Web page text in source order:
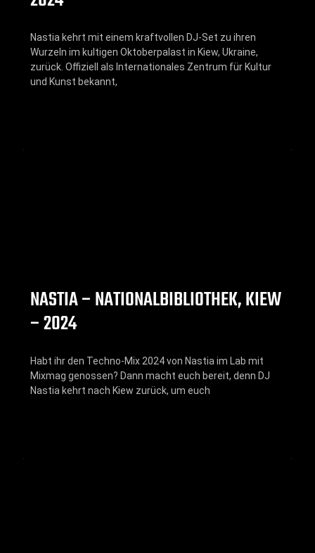
Nastia kehrt mit einem kraftvollen DJ-Set zu ihren
Wurzeln im kultigen Oktoberpalast in Kiew, Ukraine,
zurück. Offiziell als Internationales Zentrum für Kultur
und Kunst bekannt,
NASTIA – NATIONALBIBLIOTHEK, KIEW
– 2024
Habt ihr den Techno-Mix 2024 von Nastia im Lab mit
Mixmag genossen? Dann macht euch bereit, denn DJ
Nastia kehrt nach Kiew zurück, um euch